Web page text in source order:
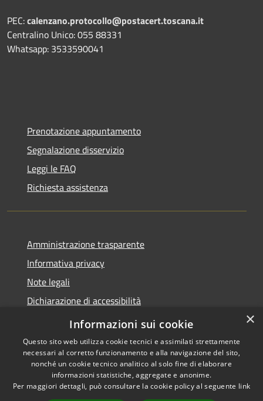
PEC:calenzano.protocollo@postacert.toscana.it
Centralino Unico: 055 88331
Whatsapp: 3533590041
Prenotazione appuntamento
Segnalazione disservizio
Leggi le FAQ
Richiesta assistenza
Amministrazione trasparente
Informativa privacy
Note legali
Dichiarazione di accessibilità
Statistiche Web
Accessibilità
Copyright © 2026 • Comune di
Calenzano • Powered by
×
Informazioni sui cookie
Questo sito web utilizza cookie tecnici e assimilati strettamente
necessari al corretto funzionamento e alla navigazione del sito,
nonché un cookie tecnico analitico al solo fine di elaborare
informazioni statistiche, aggregate e anonime.
Per maggiori dettagli, può consultare la cookie policy al seguente link